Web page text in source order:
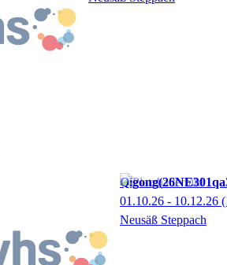
Qigong
01.10.26 - 10.12.26
Neusäß Steppach